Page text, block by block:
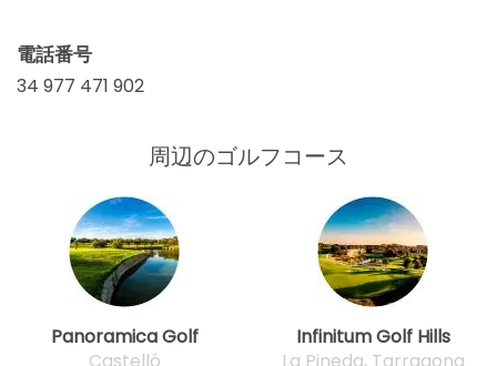
電話番号
34 977 471 902
周辺のゴルフコース
Panoramica Golf
Castelló
Infinitum Golf Hills
La Pineda, Tarragona